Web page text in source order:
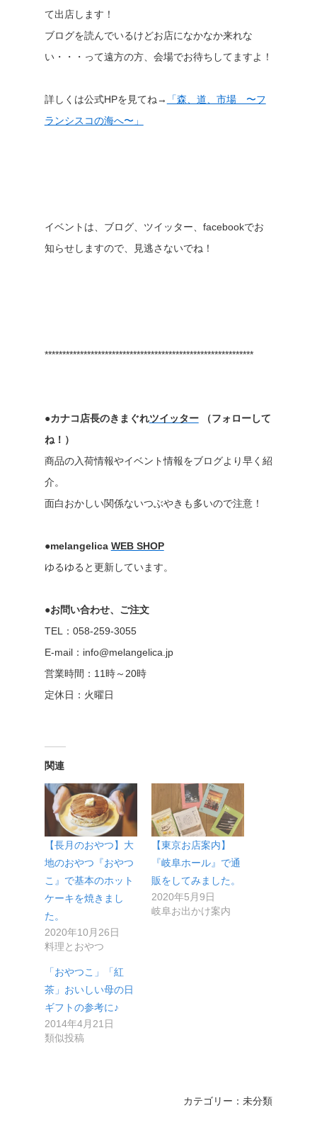
て出店します！
ブログを読んでいるけどお店になかなか来れな
い・・・って遠方の方、会場でお待ちしてますよ！
詳しくは公式HPを見てね→
「森、道、市場 〜フ
ランシスコの海へ〜」
イベントは、ブログ、ツイッター、facebookでお
知らせしますので、見逃さないでね！
***********************************************************
●カナコ店長のきまぐれツイッター
（フォローして
ね！）
商品の入荷情報やイベント情報をブログより早く紹
介。
面白おかしい関係ないつぶやきも多いので注意！
●melangelica WEB SHOP
ゆるゆると更新しています。
●お問い合わせ、ご注文
TEL：058-259-3055
E-mail：info@melangelica.jp
営業時間：11時～20時
定休日：火曜日
関連
【長月のおやつ】大
地のおやつ『おやつ
こ』で基本のホット
ケーキを焼きまし
た。
2020年10月26日
料理とおやつ
【東京お店案内】
『岐阜ホール』で通
販をしてみました。
2020年5月9日
岐阜お出かけ案内
「おやつこ」「紅
茶」おいしい母の日
ギフトの参考に♪
2014年4月21日
類似投稿
カテゴリー：未分類